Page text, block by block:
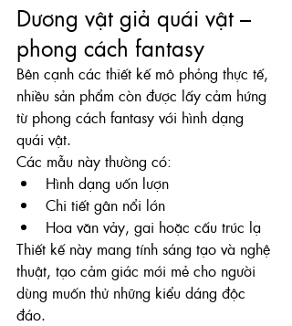
Dương vật giả quái vật –
phong cách fantasy
Bên cạnh các thiết kế mô phỏng thực tế,
nhiều sản phẩm còn được lấy cảm hứng
từ phong cách fantasy với hình dạng
quái vật.
Các mẫu này thường có:
Hình dạng uốn lượn
Chi tiết gân nổi lớn
Hoa văn vảy, gai hoặc cấu trúc lạ
Thiết kế này mang tính sáng tạo và nghệ
thuật, tạo cảm giác mới mẻ cho người
dùng muốn thử những kiểu dáng độc
đáo.